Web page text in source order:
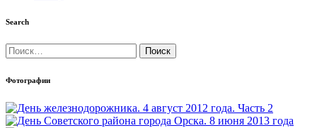
Search
Найти:
Фотографии